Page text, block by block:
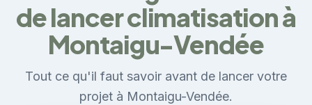
de lancer climatisation à
Montaigu-Vendée
Tout ce qu'il faut savoir avant de lancer votre
projet à Montaigu-Vendée.